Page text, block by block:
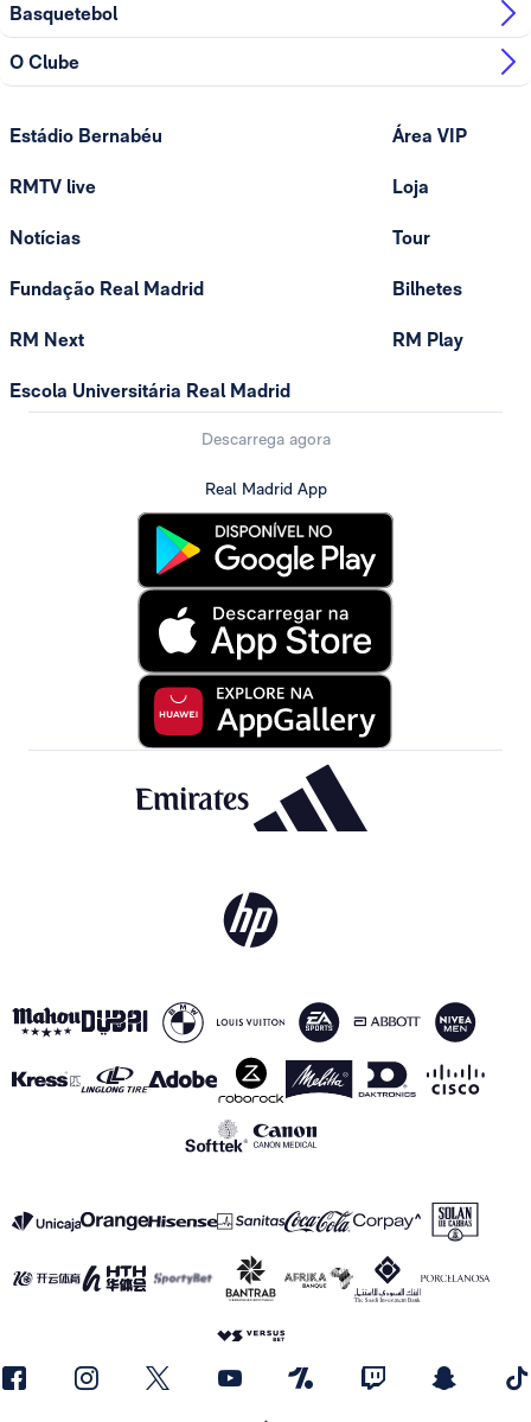
Basquetebol
O Clube
Estádio Bernabéu
RMTV live
Notícias
Fundação Real Madrid
RM Next
Escola Universitária Real Madrid
Área VIP
Loja
Tour
Bilhetes
RM Play
Descarrega agora
Real Madrid App